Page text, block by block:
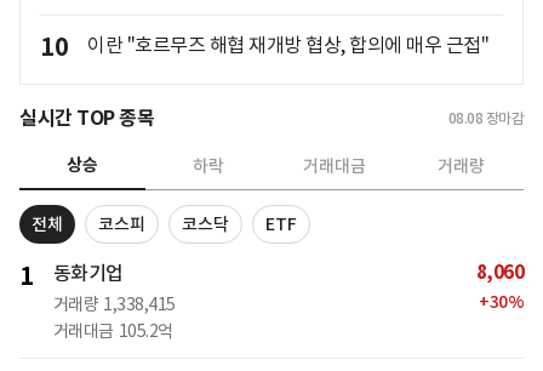
10 이란 "호르무즈 해협 재개방 협상, 합의에 매우 근접"
실시간 TOP 종목 08.08 장마감
상승 하락 거래대금 거래량
전체 코스피 코스닥 ETF
1 동화기업
거래량 1,338,415
거래대금 105.2억
8,060
+30%